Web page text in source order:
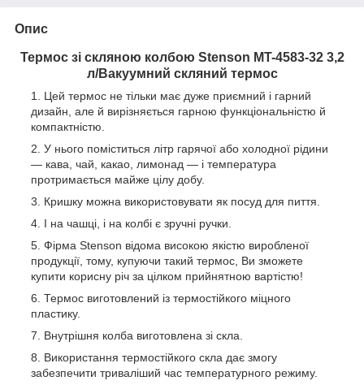
Опис
Термос зі скляною колбою Stenson MT-4583-32 3,2
л/Вакуумний скляний термос
Цей термос не тільки має дуже приємний і гарний
дизайн, але й вирізняється гарною функціональністю й
компактністю.
У нього поміститься літр гарячої або холодної рідини
— кава, чай, какао, лимонад — і температура
протримається майже цілу добу.
Кришку можна використовувати як посуд для пиття.
І на чашці, і на колбі є зручні ручки.
Фірма Stenson відома високою якістю виробленої
продукції, тому, купуючи такий термос, Ви зможете
купити корисну річ за цілком прийнятною вартістю!
Термос виготовлений із термостійкого міцного
пластику.
Внутрішня колба виготовлена зі скла.
Використання термостійкого скла дає змогу
забезпечити триваліший час температурного режиму.